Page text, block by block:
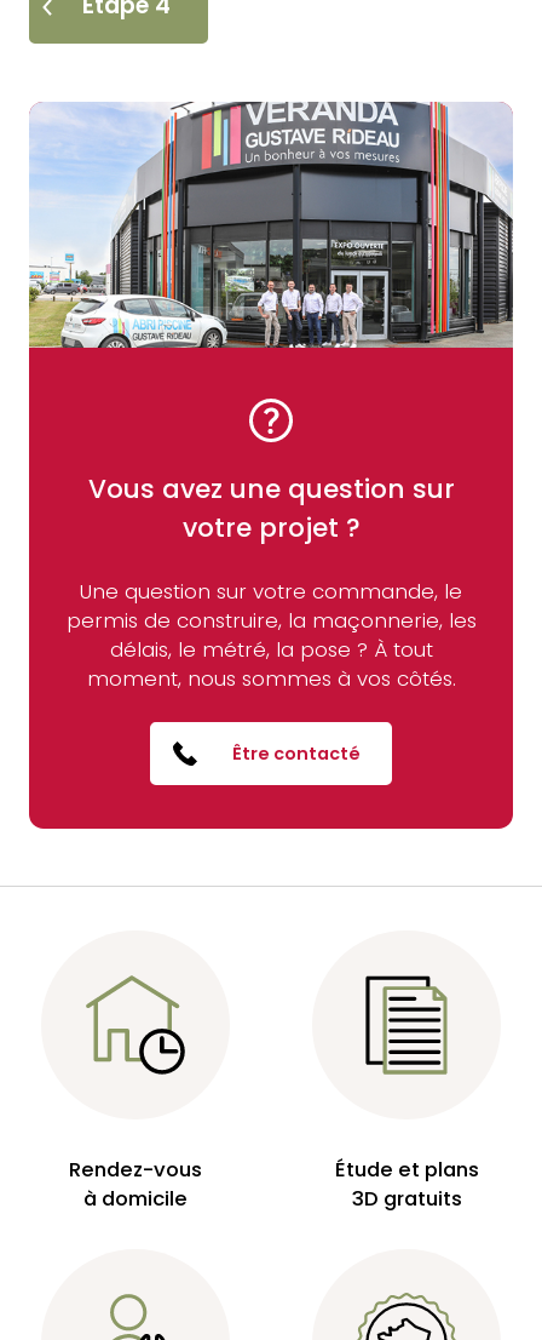
Vous avez une question sur
votre projet ?
Une question sur votre commande, le
permis de construire, la maçonnerie, les
délais, le métré, la pose ? À tout
moment, nous sommes à vos côtés.
Être contacté
Rendez-vous
à domicile
Étude et plans
3D gratuits